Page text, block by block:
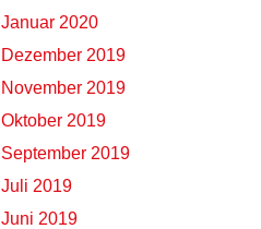
Januar 2020
Dezember 2019
November 2019
Oktober 2019
September 2019
Juli 2019
Juni 2019